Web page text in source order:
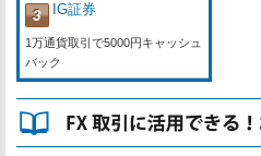
IG証券
1万通貨取引で5000円キャッシュ
バック